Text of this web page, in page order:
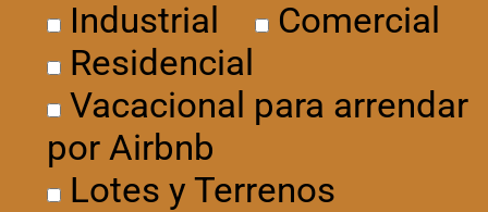
Industrial
Comercial
Residencial
Vacacional para arrendar
por Airbnb
Lotes y Terrenos